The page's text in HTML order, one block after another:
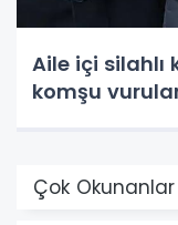
Aile içi
komşu
Çok Okunanlar